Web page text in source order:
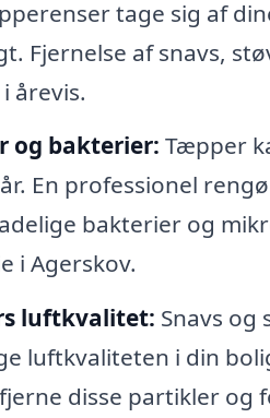
tage sig af
Fjernelse af snavs,
årevis.
og bakterier: Tæpper
En professionel
bakterier og
i Agerskov.
luftkvalitet: Snavs
luftkvaliteten i din
disse partikler og